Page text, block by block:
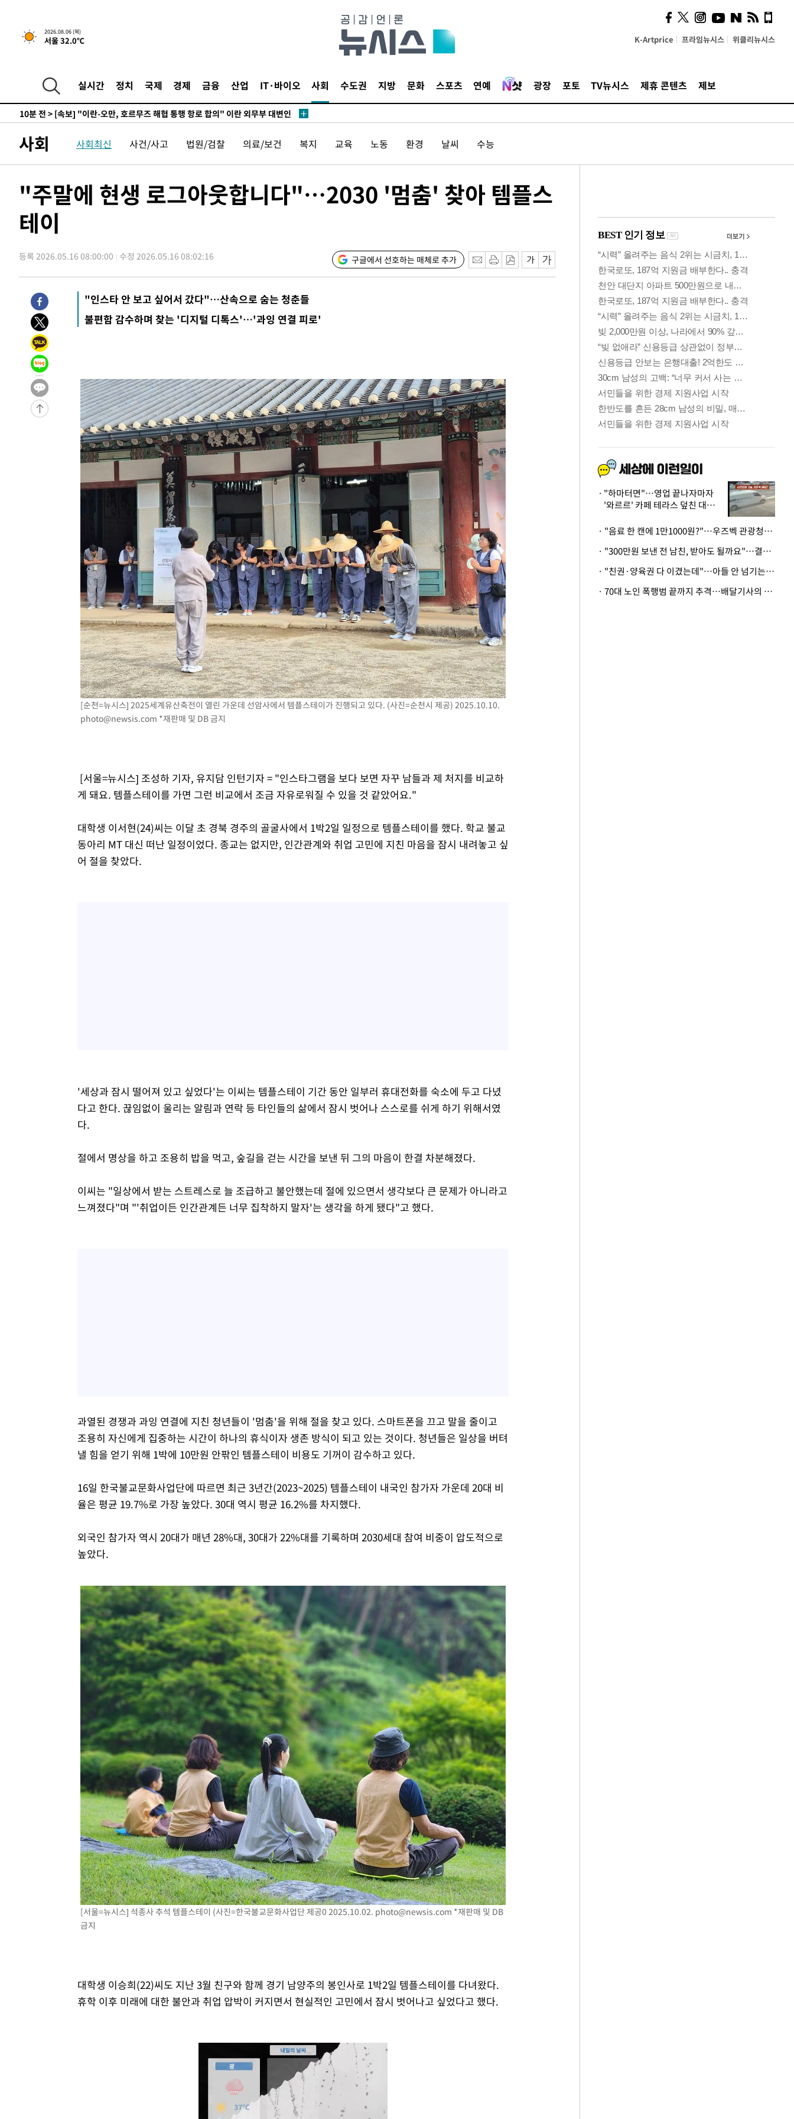
2026.08.06 (목)
서울 32.0℃ K-Artprice 프라임뉴시스 위클리뉴시스
실시간 정치 국제 경제 금융 산업 IT·바이오 사회 수도권 지방 문화 스포츠 연예 광장 포토 TV뉴시스 제휴 콘텐츠 제보
-26936초 전 >서울 낮 39도 '폭염중대경보'…40도 관측 가능성도
우 0.49%↑
-14826초 전 >
[속보] 이란 대통령 "지금 최고지도자와 소통하기가 매우 어려워"
취임 3년 인터뷰
10분 전 >[속보] "이란-오만, 호르무즈 해협 통행 항로 합의" 이란 외무부 대변인
-32008초 전 >서울 열대야 15일째 지속…비공식 '초열대야' 30도 넘어
-30575초 전 >
-30558초 전 >
[속보]코스피, 119.51포인트(1.81%) 내린 6478.75 개장
-26956초 전 >서울 낮 39도 '폭염중대경보'…40도 관측 가능성도
-24318초 전 >미 워싱턴주 스포캔 시의 통제불능 3개 산불, 방화선 일부 구축
-16491초 전 >
우 0.49%↑
-14846초 전 >
10분 전 >[속보] "이란-오만, 호르무즈 해협 통행 항로 합의" 이란 외무부 대변인
사회 사회최신 사건/사고 법원/검찰 의료/보건 복지 교육 노동 환경 날씨 수능
"주말에 현생 로그아웃합니다"…2030 '멈춤' 찾아 템플스
테이
등록 2026.05.16 08:00:00 수정 2026.05.16 08:02:16 구글에서 선호하는 매체로 추가
"인스타 안 보고 싶어서 갔다"…산속으로 숨는 청춘들
불편함 감수하며 찾는 '디지털 디톡스'…'과잉 연결 피로'
[순천=뉴시스] 2025세계유산축전이 열린 가운데 선암사에서 템플스테이가 진행되고 있다. (사진=순천시 제공) 2025.10.10.
photo@newsis.com *재판매 및 DB 금지
[서울=뉴시스] 조성하 기자, 유지담 인턴기자 = "인스타그램을 보다 보면 자꾸 남들과 제 처지를 비교하
게 돼요. 템플스테이를 가면 그런 비교에서 조금 자유로워질 수 있을 것 같았어요."
대학생 이서현(24)씨는 이달 초 경북 경주의 골굴사에서 1박2일 일정으로 템플스테이를 했다. 학교 불교
동아리 MT 대신 떠난 일정이었다. 종교는 없지만, 인간관계와 취업 고민에 지친 마음을 잠시 내려놓고 싶
어 절을 찾았다.
'세상과 잠시 떨어져 있고 싶었다'는 이씨는 템플스테이 기간 동안 일부러 휴대전화를 숙소에 두고 다녔
다고 한다. 끊임없이 울리는 알림과 연락 등 타인들의 삶에서 잠시 벗어나 스스로를 쉬게 하기 위해서였
다.
절에서 명상을 하고 조용히 밥을 먹고, 숲길을 걷는 시간을 보낸 뒤 그의 마음이 한결 차분해졌다.
이씨는 "일상에서 받는 스트레스로 늘 조급하고 불안했는데 절에 있으면서 생각보다 큰 문제가 아니라고
느껴졌다"며 "'취업이든 인간관계든 너무 집착하지 말자'는 생각을 하게 됐다"고 했다.
과열된 경쟁과 과잉 연결에 지친 청년들이 '멈춤'을 위해 절을 찾고 있다. 스마트폰을 끄고 말을 줄이고
조용히 자신에게 집중하는 시간이 하나의 휴식이자 생존 방식이 되고 있는 것이다. 청년들은 일상을 버텨
낼 힘을 얻기 위해 1박에 10만원 안팎인 템플스테이 비용도 기꺼이 감수하고 있다.
16일 한국불교문화사업단에 따르면 최근 3년간(2023~2025) 템플스테이 내국인 참가자 가운데 20대 비
율은 평균 19.7%로 가장 높았다. 30대 역시 평균 16.2%를 차지했다.
외국인 참가자 역시 20대가 매년 28%대, 30대가 22%대를 기록하며 2030세대 참여 비중이 압도적으로
높았다.
[서울=뉴시스] 석종사 추석 템플스테이 (사진=한국불교문화사업단 제공0 2025.10.02. photo@newsis.com *재판매 및 DB
금지
대학생 이승희(22)씨도 지난 3월 친구와 함께 경기 남양주의 봉인사로 1박2일 템플스테이를 다녀왔다.
휴학 이후 미래에 대한 불안과 취업 압박이 커지면서 현실적인 고민에서 잠시 벗어나고 싶었다고 했다.
카페사장들 "배달플랫폼 상
생안이 더 절실"
"하마터면"…영업 끝나자마자
'와르르' 카페 테라스 덮친 대리
· "음료 한 캔에 1만1000원?"…우즈벡 관광청까지 나섰다, 유튜버 폭로 후폭풍
· "300만원 보낸 전 남친, 받아도 될까요"…결혼 앞둔 예비신부의 뜻밖 고충
· "친권·양육권 다 이겼는데"…아들 안 넘기는 아내에 '강제집행' 가능할까
· 70대 노인 폭행범 끝까지 추격…배달기사의 용기, 추가 피해 막았다